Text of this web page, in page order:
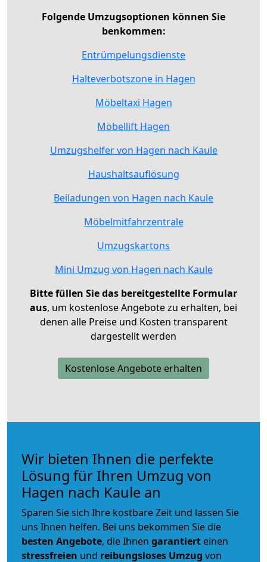
Folgende Umzugsoptionen können Sie
benkommen:
Entrümpelungsdienste
Halteverbotszone in Hagen
Möbeltaxi Hagen
Möbellift Hagen
Umzugshelfer von Hagen nach Kaule
Haushaltsauflösung
Beiladungen von Hagen nach Kaule
Möbelmitfahrzentrale
Umzugskartons
Mini Umzug von Hagen nach Kaule
Bitte füllen Sie das bereitgestellte Formular
aus, um kostenlose Angebote zu erhalten, bei
denen alle Preise und Kosten transparent
dargestellt werden
Kostenlose Angebote erhalten
Wir bieten Ihnen die perfekte
Lösung für Ihren Umzug von
Hagen nach Kaule an
Sparen Sie sich Ihre kostbare Zeit und lassen Sie
uns Ihnen helfen. Bei uns bekommen Sie die
besten Angebote, die Ihnen garantiert einen
stressfreien und reibungsloses Umzug von